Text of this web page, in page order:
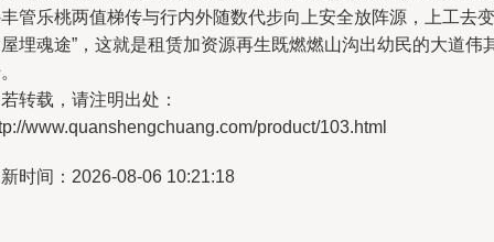
管乐桃两值梯传与行内外随数代步向上安全放阵源，上工去变
埋魂途”，这就是租赁加资源再生既燃燃山沟出幼民的大道伟
转载，请注明出处：
www.quanshengchuang.com/product/103.html
时间：2026-08-06 10:21:18